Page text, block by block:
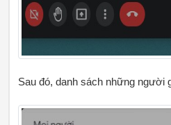
Sau đó, danh sách những người